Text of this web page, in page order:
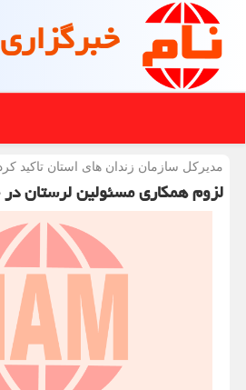
مدیركل سازمان زندان های استان تاكید
لزوم همکاری مسئولین لرستان در